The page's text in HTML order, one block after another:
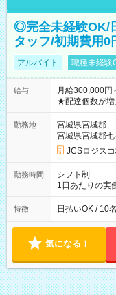
◎完全未経験OK/
タッフ/初期費用0
アルバイト 職種未経験
給与
月給300,000円
★配達個数が増
ど！ ・主要都市エリア 月収55万円／週5日稼働 月収65万~112
万円／週6日稼働 ・地方郊外エリア 月収40万円／週5日稼働 月
収40万円~50万円／週6日稼働
円 (27歳男性/
(日休み) ■月収80万円(43歳男性/墨田区在住)※元営業 1日200個
勤務地
宮城県宮城郡
宮城県宮城郡
JCSロジス
勤務時間
シフト制
1日あたりの実
働8時間） ※週
によって時間
特徴 日払いOK / 10
気になる！